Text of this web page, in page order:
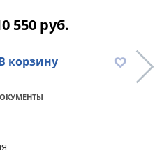
550 руб.
корзину